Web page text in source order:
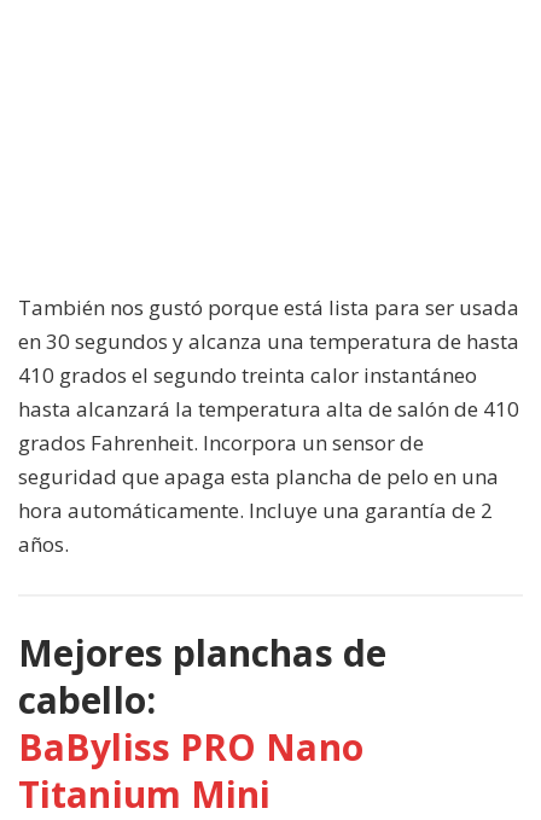
También nos gustó porque está lista para ser usada
en 30 segundos y alcanza una temperatura de hasta
410 grados el segundo treinta calor instantáneo
hasta alcanzará la temperatura alta de salón de 410
grados Fahrenheit. Incorpora un sensor de
seguridad que apaga esta plancha de pelo en una
hora automáticamente. Incluye una garantía de 2
años.
Mejores planchas de
cabello:
BaByliss PRO Nano
Titanium Mini